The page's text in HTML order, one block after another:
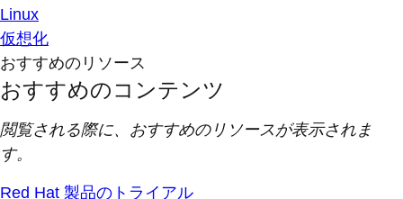
Linux
仮想化
おすすめのリソース
おすすめのコンテンツ
閲覧される際に、おすすめのリソースが表示されま
す。
Red Hat 製品のトライアル